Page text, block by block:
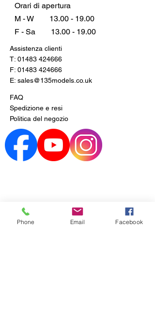
Orari di apertura
M - W
13.00 - 19.00
F - Sa
13.00 - 19.00
Assistenza clienti
T: 01483 424666
F: 01483 424666
E: sales@135models.co.uk
FAQ
Spedizione e resi
Politica del negozio
Phone Email Facebook